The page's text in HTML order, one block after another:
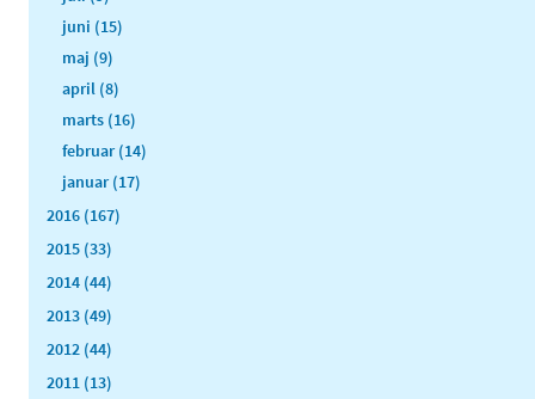
juni (15)
maj (9)
april (8)
marts (16)
februar (14)
januar (17)
2016 (167)
2015 (33)
2014 (44)
2013 (49)
2012 (44)
2011 (13)